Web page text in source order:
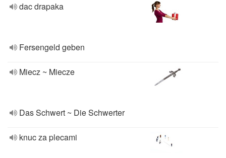
dac drapaka
Fersengeld geben
Miecz ~ Miecze
Das Schwert ~ Die Schwerter
knuc za plecami